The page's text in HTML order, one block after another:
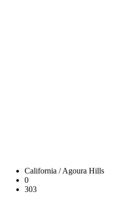
California / Agoura Hills
0
303